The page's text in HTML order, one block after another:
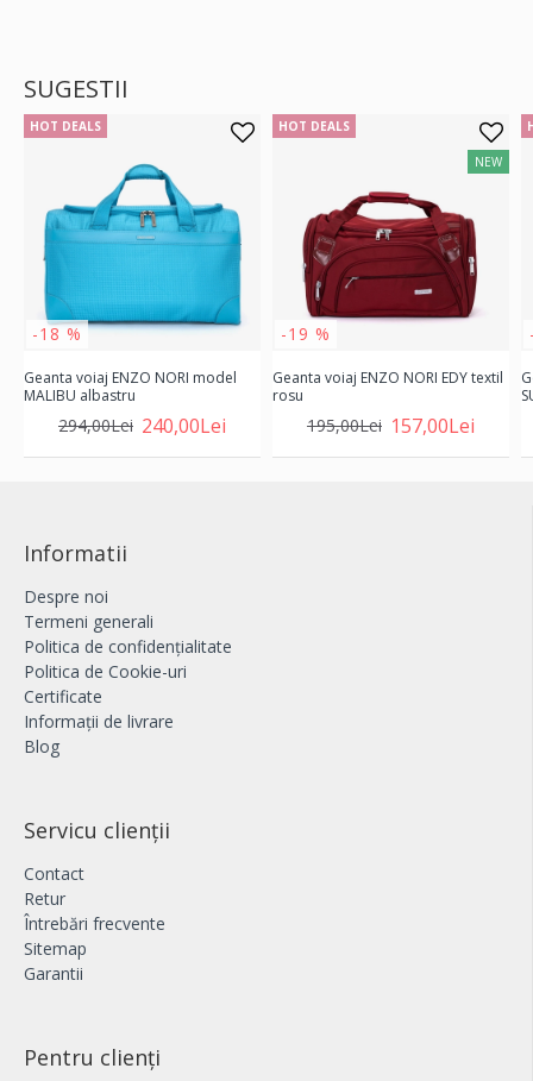
SUGESTII
HOT DEALS
-18 %
Geanta voiaj ENZO NORI model
MALIBU albastru
240,00Lei
294,00Lei
NEW
HOT DEALS
-19 %
Geanta voiaj ENZO NORI EDY textil
rosu
157,00Lei
195,00Lei
Informatii
Despre noi
Termeni generali
Politica de confidențialitate
Politica de Cookie-uri
Certificate
Informații de livrare
Blog
Servicu clienții
Contact
Retur
Întrebări frecvente
Sitemap
Garantii
Pentru clienți